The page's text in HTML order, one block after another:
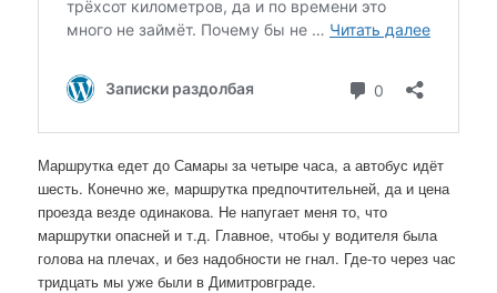
Маршрутка едет до Самары за четыре часа, а автобус идёт
шесть. Конечно же, маршрутка предпочтительней, да и цена
проезда везде одинакова. Не напугает меня то, что
маршрутки опасней и т.д. Главное, чтобы у водителя была
голова на плечах, и без надобности не гнал. Где-то через час
тридцать мы уже были в Димитровграде.